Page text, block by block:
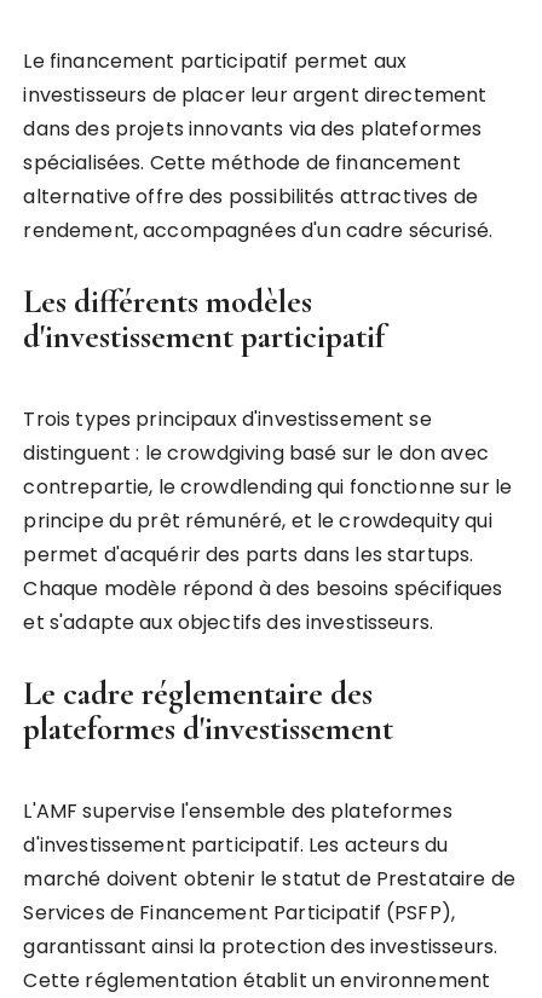
Le financement participatif permet aux
investisseurs de placer leur argent directement
dans des projets innovants via des plateformes
spécialisées. Cette méthode de financement
alternative offre des possibilités attractives de
rendement, accompagnées d'un cadre sécurisé.
Les différents modèles
d'investissement participatif
Trois types principaux d'investissement se
distinguent : le crowdgiving basé sur le don avec
contrepartie, le crowdlending qui fonctionne sur le
principe du prêt rémunéré, et le crowdequity qui
permet d'acquérir des parts dans les startups.
Chaque modèle répond à des besoins spécifiques
et s'adapte aux objectifs des investisseurs.
Le cadre réglementaire des
plateformes d'investissement
L'AMF supervise l'ensemble des plateformes
d'investissement participatif. Les acteurs du
marché doivent obtenir le statut de Prestataire de
Services de Financement Participatif (PSFP),
garantissant ainsi la protection des investisseurs.
Cette réglementation établit un environnement